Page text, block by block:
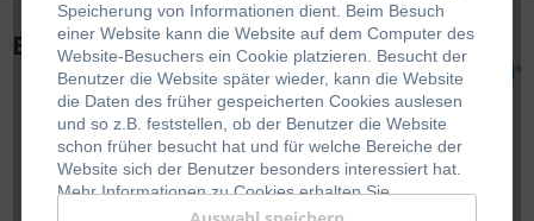
Speicherung von Informationen dient. Beim Besuch
einer Website kann die Website auf dem Computer des
Website-Besuchers ein Cookie platzieren. Besucht der
Benutzer die Website später wieder, kann die Website
die Daten des früher gespeicherten Cookies auslesen
und so z.B. feststellen, ob der Benutzer die Website
schon früher besucht hat und für welche Bereiche der
Website sich der Benutzer besonders interessiert hat.
Mehr Informationen zu Cookies erhalten Sie
Erste-Hilfe-Helmset